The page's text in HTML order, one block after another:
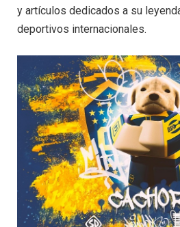
y artículos dedicados a su
deportivos internacionales.